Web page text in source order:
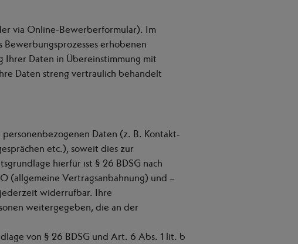
via Online-Bewerberformular). Im
erhobenen
Ihrer Daten in Übereinstimmung mit
Daten streng vertraulich behandelt
Daten (z. B. Kontakt-
etc.), soweit dies zur
hierfür ist § 26 BDSG nach
(allgemeine Vertragsanbahnung) und –
widerrufbar. Ihre
weitergegeben, die an der
von § 26 BDSG und Art. 6 Abs. 1 lit. b